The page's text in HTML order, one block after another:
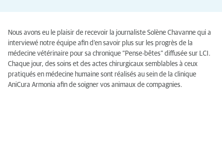
Nous avons eu le plaisir de recevoir la journaliste Solène Chavanne qui a
interviewé notre équipe afin d’en savoir plus sur les progrès de la
médecine vétérinaire pour sa chronique “Pense-bêtes” diffusée sur LCI .
Chaque jour, des soins et des actes chirurgicaux semblables à ceux
pratiqués en médecine humaine sont réalisés au sein de la clinique
AniCura Armonia afin de soigner vos animaux de compagnies.